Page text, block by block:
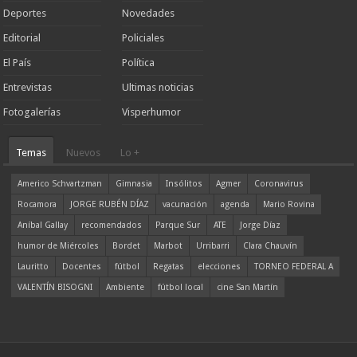
Deportes
Editorial
El País
Entrevistas
Fotogalerías
Novedades
Policiales
Política
Ultimas noticias
Visperhumor
Temas Nuevos Lo +
Americo Schvartzman Gimnasia Insólitos Agmer
Coronavirus
Rocamora
JORGE RUBÉN DÍAZ vacunación agenda
Mario Rovina
Aníbal Gallay
recomendados Parque Sur ATE
Jorge Díaz
humor de Miércoles
Bordet Marbot Urribarri
Clara Chauvín
Lauritto
Docentes fútbol Regatas elecciones
TORNEO FEDERAL A
VALENTÍN BISOGNI
Ambiente fútbol local cine San Martín